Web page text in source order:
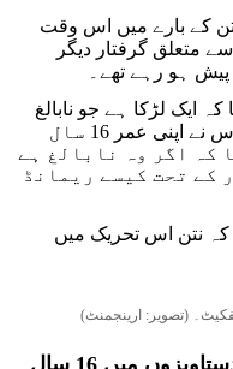
کے بارے میں اس وقت
احتجاج سے متعلق گرفتار دیگر
ہو رہے تھے۔
کہ ایک لڑکا ہے جو نابالغ
ہے۔ جب میں نے اس سے بات کی تو اس نے اپنی عمر 16 سال
کہ اگر وہ نابالغ ہے
کے تحت کیسے ریمانڈ
کہ نتن اس تحریک میں
(تصویر: ارینجمنٹ)